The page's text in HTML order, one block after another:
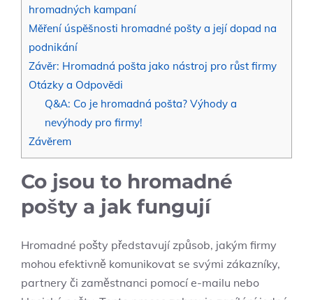
hromadných kampaní
Měření úspěšnosti hromadné pošty a její dopad na
podnikání
Závěr: Hromadná pošta jako nástroj pro růst firmy
Otázky a Odpovědi
Q&A: Co je hromadná pošta? Výhody a
nevýhody pro firmy!
Závěrem
Co jsou to hromadné
pošty a jak fungují
Hromadné pošty představují způsob, jakým firmy
mohou efektivně komunikovat se svými zákazníky,
partnery či zaměstnanci pomocí e-mailu nebo